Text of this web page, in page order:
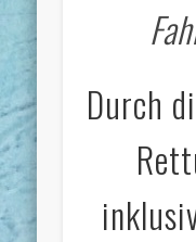
Durch